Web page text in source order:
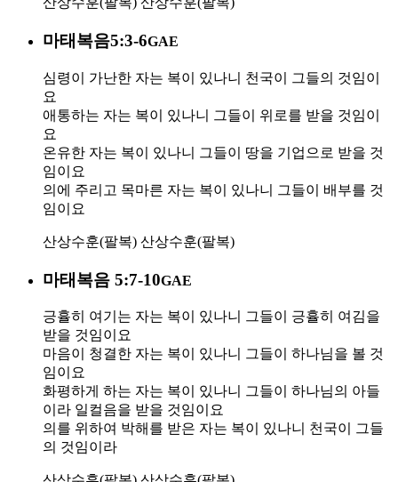
마태복음5:3-6GAE
심령이 가난한 자는 복이 있나니 천국이 그들의 것임이
요
애통하는 자는 복이 있나니 그들이 위로를 받을 것임이
요
온유한 자는 복이 있나니 그들이 땅을 기업으로 받을 것
임이요
의에 주리고 목마른 자는 복이 있나니 그들이 배부를 것
임이요
산상수훈(팔복) 산상수훈(팔복)
마태복음 5:7-10GAE
긍휼히 여기는 자는 복이 있나니 그들이 긍휼히 여김을
받을 것임이요
마음이 청결한 자는 복이 있나니 그들이 하나님을 볼 것
임이요
화평하게 하는 자는 복이 있나니 그들이 하나님의 아들
이라 일컬음을 받을 것임이요
의를 위하여 박해를 받은 자는 복이 있나니 천국이 그들
의 것임이라